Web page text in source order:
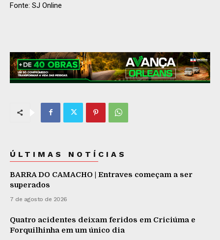
Fonte: SJ Online
ÚLTIMAS NOTÍCIAS
BARRA DO CAMACHO | Entraves começam a ser
superados
7 de agosto de 2026
Quatro acidentes deixam feridos em Criciúma e
Forquilhinha em um único dia